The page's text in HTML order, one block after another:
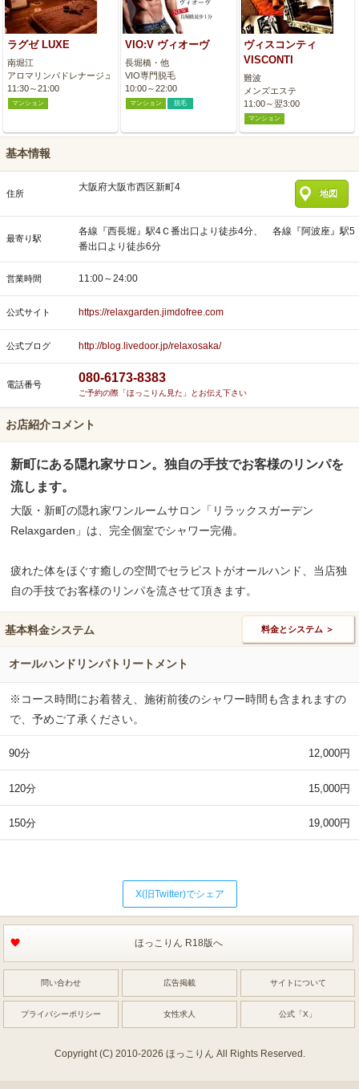
ラグゼ LUXE
南堀江
アロマリンパドレナージュ
11:30～21:00
マンション
VIO:V ヴィオーヴ
長堀橋・他
VIO専門脱毛
10:00～22:00
脱毛
マンション
ヴィスコンティ
VISCONTI
難波
メンズエステ
11:00～翌3:00
マンション
基本情報
住所
大阪府大阪市西区新町4
地図
最寄り駅
各線『西長堀』駅4Ｃ番出口より徒歩4分、 各線『阿波座』駅5
番出口より徒歩6分
営業時間 11:00～24:00
公式サイト https://relaxgarden.jimdofree.com
公式ブログ http://blog.livedoor.jp/relaxosaka/
電話番号 080-6173-8383
ご予約の際「ほっこりん見た」とお伝え下さい
お店紹介コメント
新町にある隠れ家サロン。独自の手技でお客様のリンパを
流します。
大阪・新町の隠れ家ワンルームサロン「リラックスガーデン
Relaxgarden」は、完全個室でシャワー完備。
疲れた体をほぐす癒しの空間でセラピストがオールハンド、当店独
自の手技でお客様のリンパを流させて頂きます。
基本料金システム 料金とシステム ＞
オールハンドリンパトリートメント
※コース時間にお着替え、施術前後のシャワー時間も含まれますの
で、予めご了承ください。
90分 12,000円
120分 15,000円
150分 19,000円
X(旧Twitter)でシェア
ほっこりん R18版へ
問い合わせ 広告掲載 サイトについて
プライバシーポリシー 女性求人 公式「X」
Copyright (C) 2010-2026 ほっこりん All Rights Reserved.